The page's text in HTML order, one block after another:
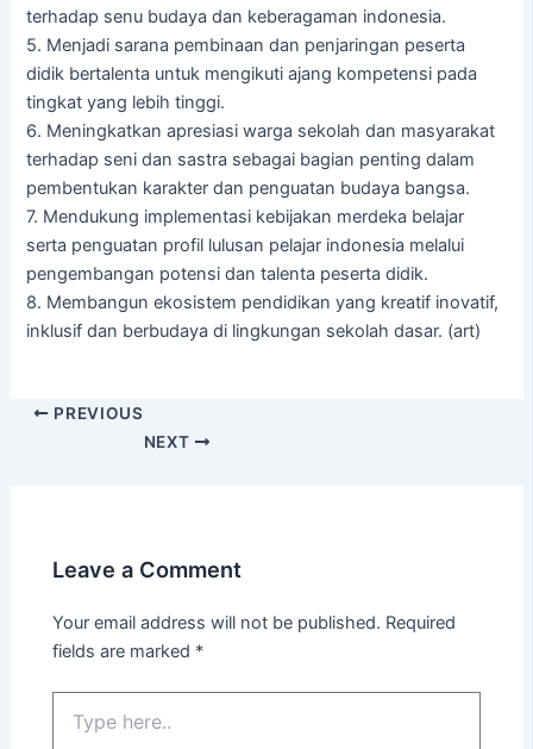
terhadap senu budaya dan keberagaman indonesia.
5. Menjadi sarana pembinaan dan penjaringan peserta
didik bertalenta untuk mengikuti ajang kompetensi pada
tingkat yang lebih tinggi.
6. Meningkatkan apresiasi warga sekolah dan masyarakat
terhadap seni dan sastra sebagai bagian penting dalam
pembentukan karakter dan penguatan budaya bangsa.
7. Mendukung implementasi kebijakan merdeka belajar
serta penguatan profil lulusan pelajar indonesia melalui
pengembangan potensi dan talenta peserta didik.
8. Membangun ekosistem pendidikan yang kreatif inovatif,
inklusif dan berbudaya di lingkungan sekolah dasar. (art)
PREVIOUS
NEXT
Leave a Comment
Your email address will not be published. Required
fields are marked *
here..